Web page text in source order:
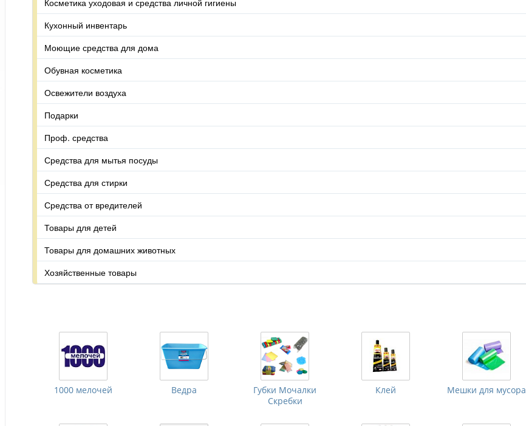
Кухонный инвентарь
Моющие средства для дома
Обувная косметика
Освежители воздуха
Подарки
Проф. средства
Средства для мытья посуды
Средства для стирки
Средства от вредителей
Товары для детей
Товары для домашних животных
Хозяйственные товары
1000 мелочей Ведра
Губки Мочалки
Скребки
Клей Мешки для мусора